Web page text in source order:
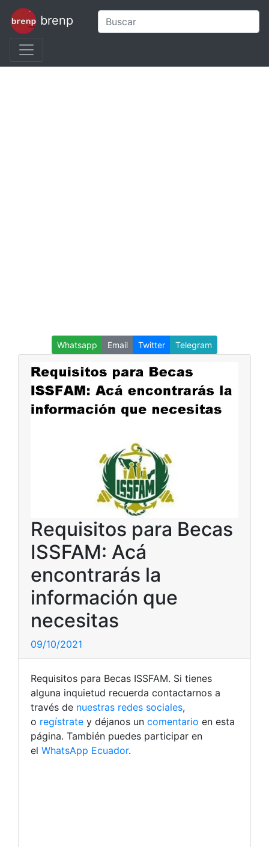
brenp
Whatsapp Email Twitter Telegram
Requisitos para Becas
ISSFAM: Acá
encontrarás la
información que
necesitas
09/10/2021
Requisitos para Becas ISSFAM. Si tienes
alguna inquietud recuerda contactarnos a
través de nuestras redes sociales,
o regístrate y déjanos un comentario en esta
página. También puedes participar en
el WhatsApp Ecuador.